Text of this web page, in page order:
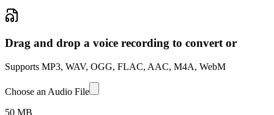
Drag and drop a voice recording to convert or
Supports MP3, WAV, OGG, FLAC, AAC, M4A, WebM
Choose an Audio File
50 MB